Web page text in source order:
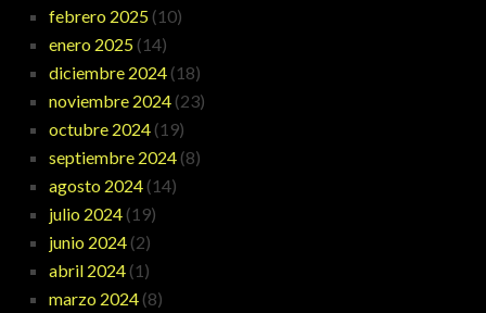
febrero 2025 (10)
enero 2025 (14)
diciembre 2024 (18)
noviembre 2024 (23)
octubre 2024 (19)
septiembre 2024 (8)
agosto 2024 (14)
julio 2024 (19)
junio 2024 (2)
abril 2024 (1)
marzo 2024 (8)